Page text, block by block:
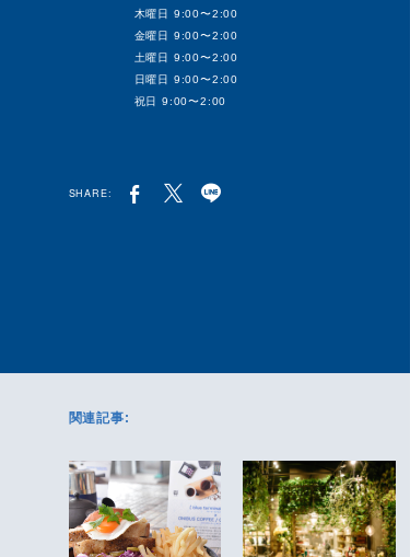
木曜日 9:00〜2:00
金曜日 9:00〜2:00
土曜日 9:00〜2:00
日曜日 9:00〜2:00
祝日 9:00〜2:00
SHARE:
関連記事: